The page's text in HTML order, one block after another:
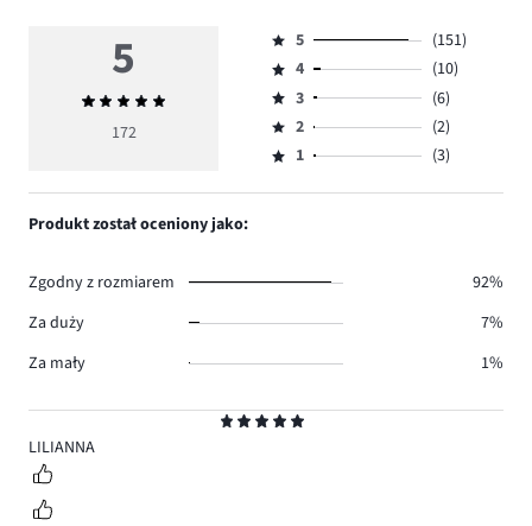
5LILIANNA
5
Średnia
ocena
172
Ocena
5,
ilość
głosów
151.
5
(151)
Ocena
4,
ilość
głosów
4
(10)
Ocena
3,
ilość
3
(6)
Ocena
2,
2
(2)
Ocena
1,
1 (3)
Produkt został oceniony jako:
Zgodny z rozmiarem
92%
Za duży
7%
Za mały
1%